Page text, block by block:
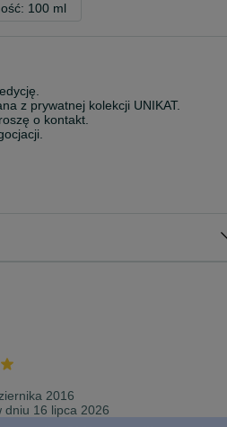
100 ml
z prywatnej kolekcji UNIKAT.
o kontakt.
2016
dniu 16 lipca 2026